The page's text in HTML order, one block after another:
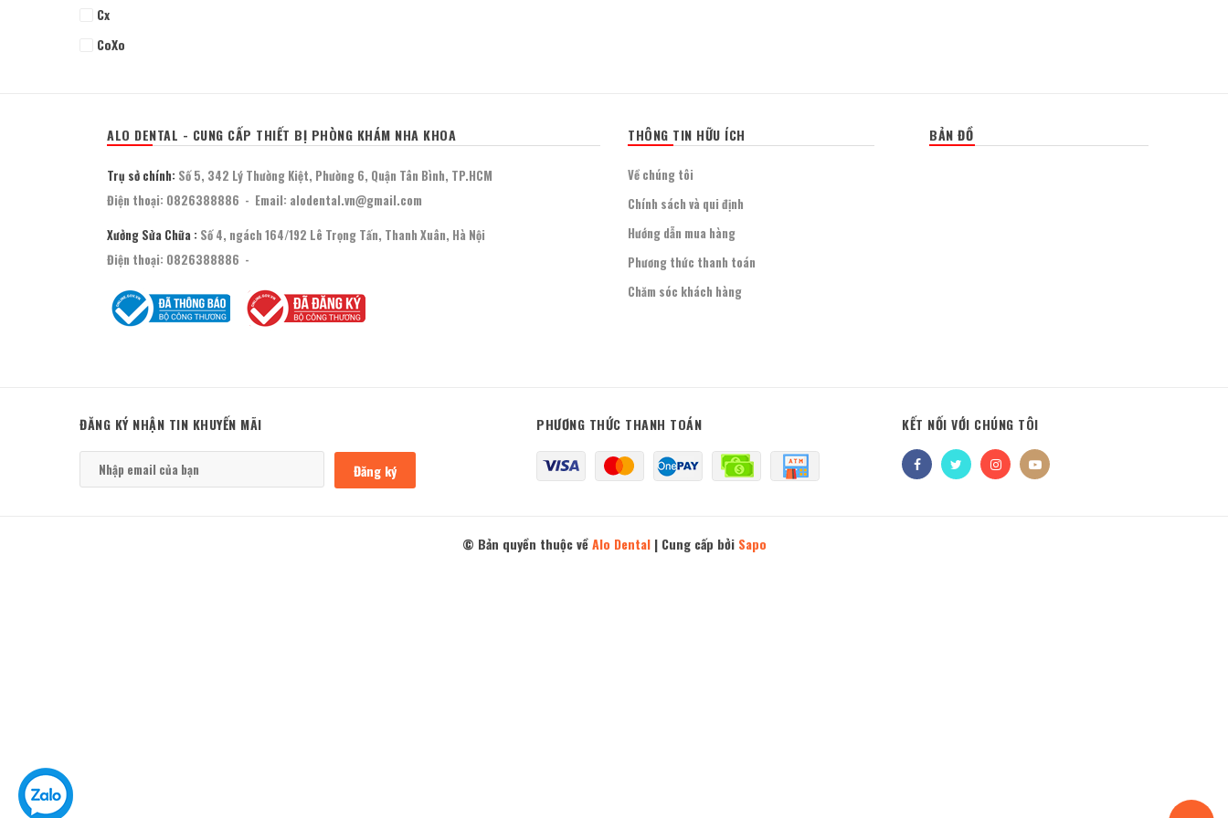
Cx
CoXo
Vatech
ALO DENTAL - CUNG CẤP THIẾT BỊ PHÒNG KHÁM NHA KHOA
Trụ sở chính: Số 5, 342 Lý Thường Kiệt, Phường 6, Quận Tân Bình, TP.HCM
Điện thoại: 0826388886 - Email: alodental.vn@gmail.com
Xưởng Sửa Chữa : Số 4, ngách 164/192 Lê Trọng Tấn, Thanh Xuân, Hà Nội
Điện thoại: 0826388886 -
THÔNG TIN HỮU ÍCH
Về chúng tôi
Chính sách và qui định
Hướng dẫn mua hàng
Phương thức thanh toán
Chăm sóc khách hàng
BẢN ĐỒ
ĐĂNG KÝ NHẬN TIN KHUYẾN MÃI
Đăng ký
PHƯƠNG THỨC THANH TOÁN KẾT NỐI VỚI CHÚNG TÔI
© Bản quyền thuộc vềAlo Dental| Cung cấp bởi Sapo